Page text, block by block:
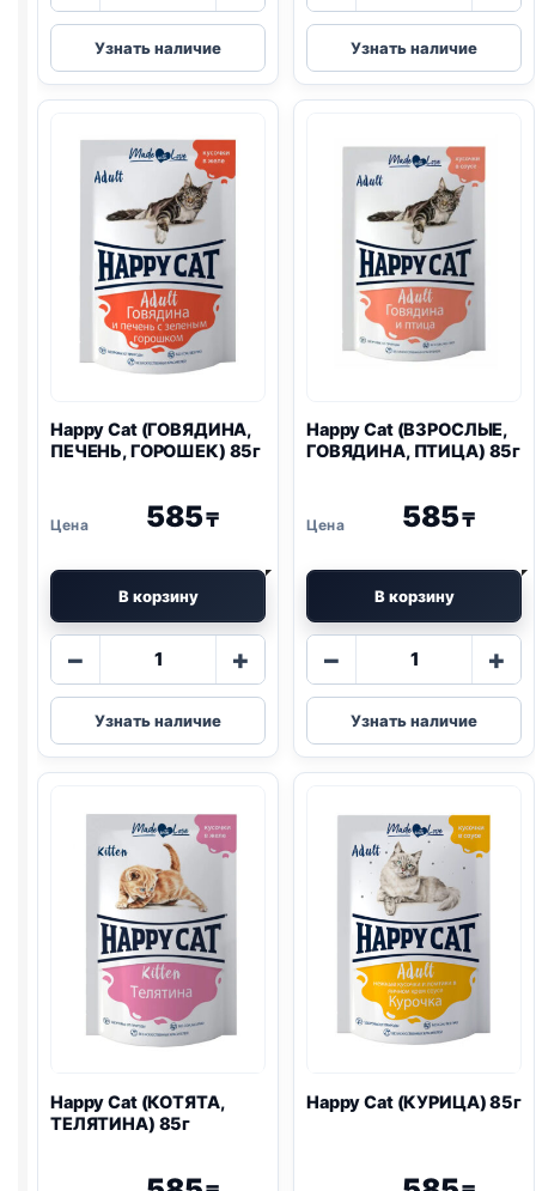
Happy
Cat
(СТЕРИЛ.,
85г
Узнать наличие
Happy
Cat
(СТЕРИЛ.,
100г
Узнать наличие
Happy Cat (ГОВЯДИНА,
ПЕЧЕНЬ, ГОРОШЕК) 85г
585₸
В корзину
−
Количество
Happy
Cat
(ГОВЯДИНА,
ГОРОШЕК)
85г
+
Узнать наличие
Happy Cat (ВЗРОСЛЫЕ,
ГОВЯДИНА, ПТИЦА) 85г
585₸
В корзину
−
Количество
Happy
Cat
(ВЗРОСЛЫЕ,
ПТИЦА)
85г
+
Узнать наличие
Happy Cat (КОТЯТА,
ТЕЛЯТИНА) 85г
Happy Cat (КУРИЦА) 85г